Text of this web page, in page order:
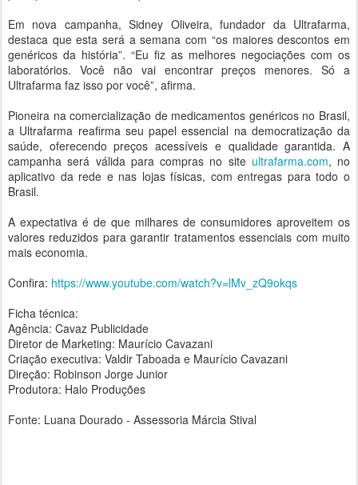
Em nova campanha, Sidney Oliveira, fundador da Ultrafarma,
destaca que esta será a semana com “os maiores descontos em
genéricos da história”. “Eu fiz as melhores negociações com os
laboratórios. Você não vai encontrar preços menores. Só a
Ultrafarma faz isso por você”, afirma.
Pioneira na comercialização de medicamentos genéricos no Brasil,
a Ultrafarma reafirma seu papel essencial na democratização da
saúde, oferecendo preços acessíveis e qualidade garantida. A
campanha será válida para compras no site ultrafarma.com, no
aplicativo da rede e nas lojas físicas, com entregas para todo o
Brasil.
A expectativa é de que milhares de consumidores aproveitem os
valores reduzidos para garantir tratamentos essenciais com muito
mais economia.
Confira: https://www.youtube.com/watch?v=lMv_zQ9okqs
Ficha técnica:
Agência: Cavaz Publicidade
Diretor de Marketing: Maurício Cavazani
Criação executiva: Valdir Taboada e Maurício Cavazani
Direção: Robinson Jorge Junior
Produtora: Halo Produções
Fonte: Luana Dourado - Assessoria Márcia Stival